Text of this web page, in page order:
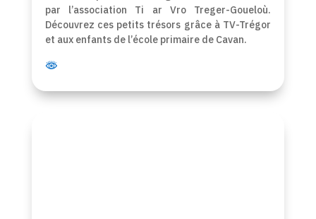
par l’association Ti ar Vro Treger-Goueloù.
Découvrez ces petits trésors grâce à TV-Trégor
et aux enfants de l’école primaire de Cavan.